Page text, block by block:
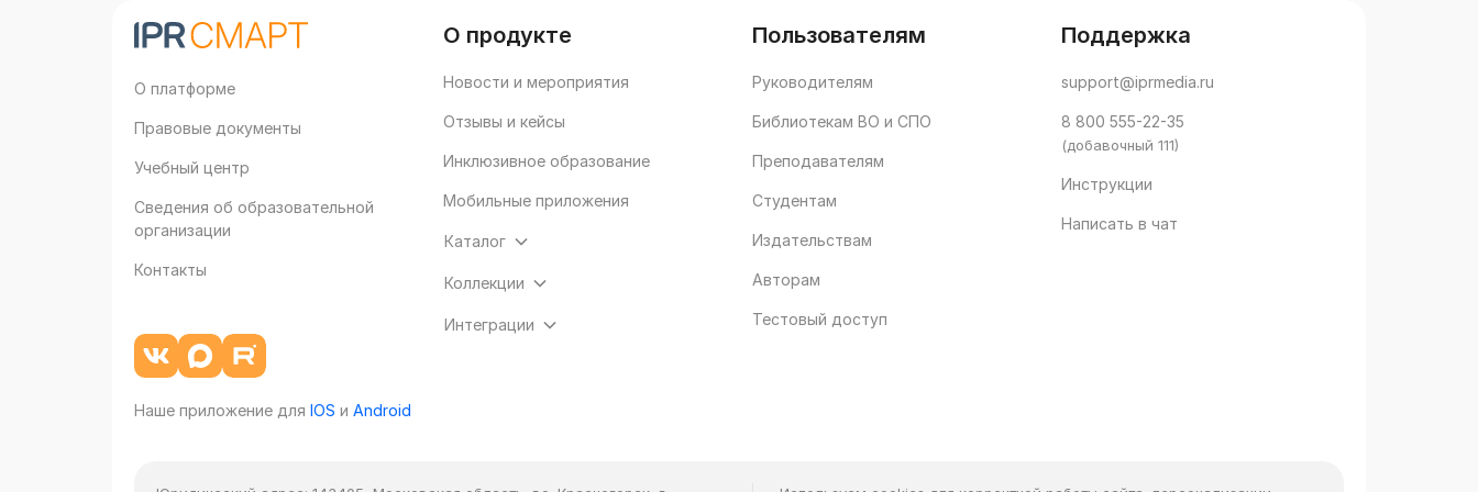
О платформе
Правовые документы
Учебный центр
Сведения об образовательной
организации
Контакты
Наше приложение для IOS и Android
О продукте
Новости и мероприятия
Отзывы и кейсы
Инклюзивное образование
Мобильные приложения
Каталог
Коллекции
Интеграции
Пользователям
Руководителям
Библиотекам ВО и СПО
Преподавателям
Студентам
Издательствам
Авторам
Тестовый доступ
Поддержка
support@iprmedia.ru
8 800 555-22-35
(добавочный 111)
Инструкции
Написать в чат